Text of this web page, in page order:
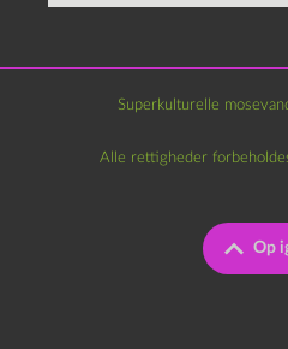
Superkulturelle
Op
Alle rettigheder